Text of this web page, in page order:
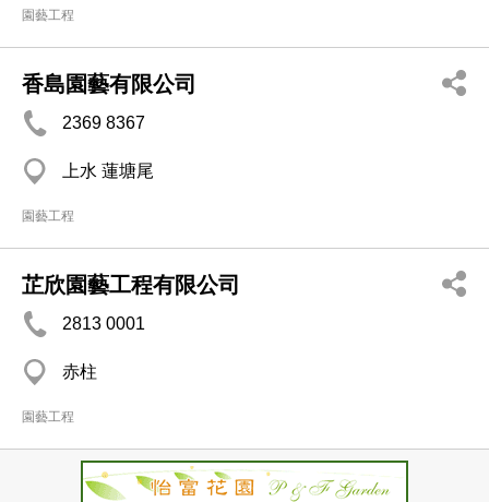
園藝工程
香島園藝有限公司
2369 8367
上水 蓮塘尾
園藝工程
芷欣園藝工程有限公司
2813 0001
赤柱
園藝工程